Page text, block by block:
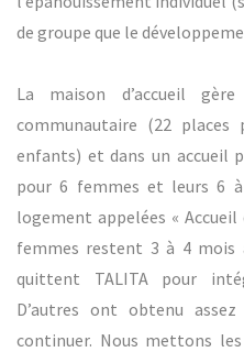
de groupe que le
La maison d’accueil
communautaire (22
enfants) et dans un accueil
pour 6 femmes et leurs 6
logement appelées «
femmes restent 3 à 4 mois
quittent TALITA pour
D’autres ont obtenu
continuer. Nous mettons